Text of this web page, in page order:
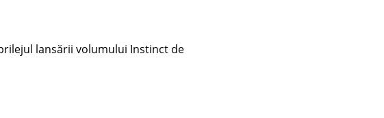
lansării volumului Instinct de